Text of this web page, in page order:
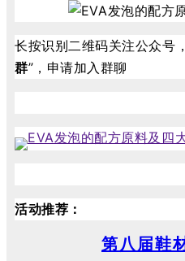
长按识别二维码关注公众号
群”，申请加入群聊
活动推荐：
第八届鞋